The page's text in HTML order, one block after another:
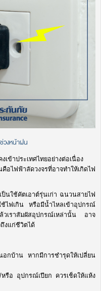
วงหน้าฝน
ข้าประเทศไทยอย่างต่อเนื่อง
ไฟฟ้าลัดวงจรที่อาจทำให้เกิดไฟ
ป็นใช้คัตเอาต์รุ่นเก่า ฉนวนสายไฟ
ไฟเกิน หรือมีน้ำไหลเข้าอุปกรณ์
วเราสัมผัสอุปกรณ์เหล่านั้น อาจ
งแก่ชีวิตได้
กบ้าน หากมีการชำรุดให้เปลี่ยน
รือ อุปกรณ์เปียก ควรเช็ดให้แห้ง